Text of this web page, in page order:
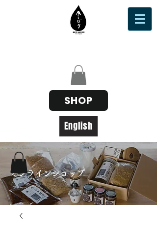
SHOP
English
​オンラインショップ